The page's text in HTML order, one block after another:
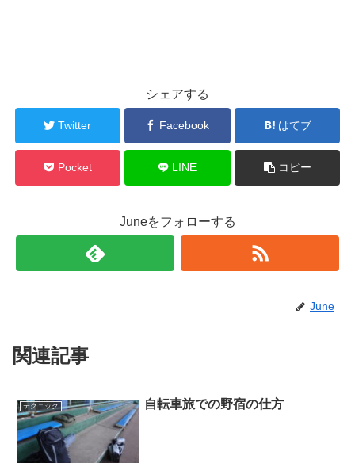
シェアする
Twitter Facebook はてブ
Pocket LINE コピー
Juneをフォローする
June
関連記事
テクニック 自転車旅での野宿の仕方